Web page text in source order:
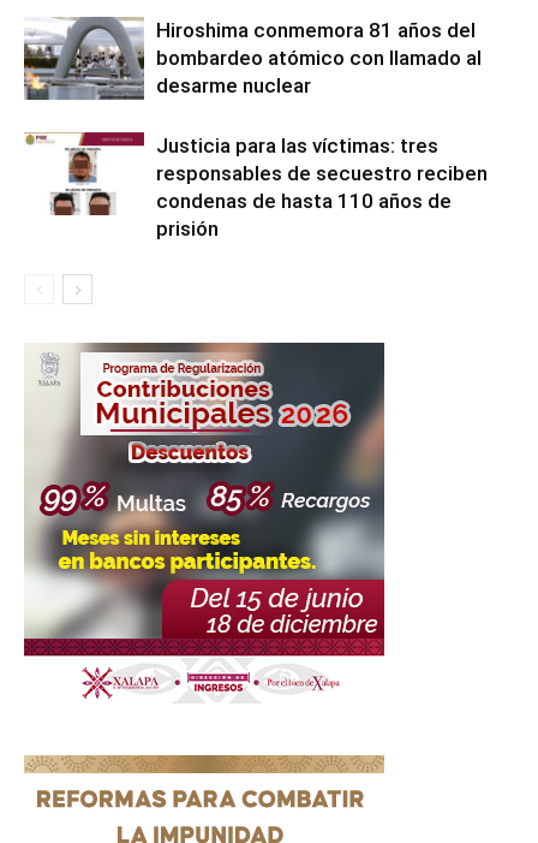
Hiroshima conmemora 81 años del
bombardeo atómico con llamado al
desarme nuclear
Justicia para las víctimas: tres
responsables de secuestro reciben
condenas de hasta 110 años de
prisión